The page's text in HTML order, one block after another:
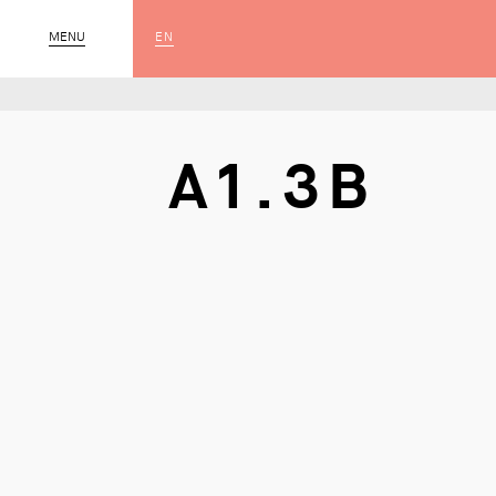
MENU
SLUIT EN
A1.3B